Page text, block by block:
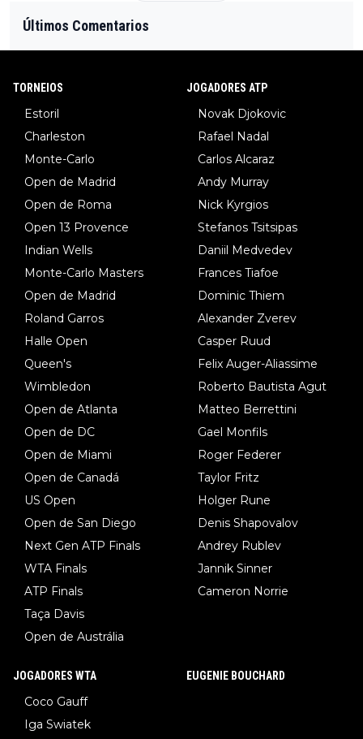
Últimos Comentarios
TORNEIOS
Estoril
Charleston
Monte-Carlo
Open de Madrid
Open de Roma
Open 13 Provence
Indian Wells
Monte-Carlo Masters
Open de Madrid
Roland Garros
Halle Open
Queen's
Wimbledon
Open de Atlanta
Open de DC
Open de Miami
Open de Canadá
US Open
Open de San Diego
Next Gen ATP Finals
WTA Finals
ATP Finals
Taça Davis
Open de Austrália
JOGADORES ATP
Novak Djokovic
Rafael Nadal
Carlos Alcaraz
Andy Murray
Nick Kyrgios
Stefanos Tsitsipas
Daniil Medvedev
Frances Tiafoe
Dominic Thiem
Alexander Zverev
Casper Ruud
Felix Auger-Aliassime
Roberto Bautista Agut
Matteo Berrettini
Gael Monfils
Roger Federer
Taylor Fritz
Holger Rune
Denis Shapovalov
Andrey Rublev
Jannik Sinner
Cameron Norrie
JOGADORES WTA
Coco Gauff
Iga Swiatek
EUGENIE BOUCHARD